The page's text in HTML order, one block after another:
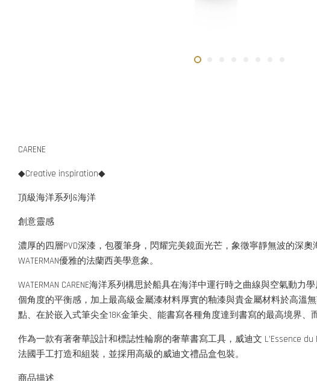
CARENE
◆Creative inspiration◆
頂級海洋系列&海洋
創意靈感
濃厚的四層PVD深漆，包覆筆身，閃耀完美鏡面光芒，象徵寧靜無波的深
WATERMAN優雅的法蘭西美學意象。
WATERMAN CARENE海洋系列構思於船具在海洋中運行時之曲線與空氣
個角度的平衡感，加上最高級金屬漆材料厚實的釉漆與貴金屬材料於高溫
點、在於嵌入式筆尖全18K金筆尖、能書寫各種角度達到書寫的最高境界
作為一款有著奢華設計和標誌性輪廓的奢華書寫工具，威迪文 L’Essence
法國手工打造和組裝，並採用高級的威迪文禮品盒包裝。
商品描述